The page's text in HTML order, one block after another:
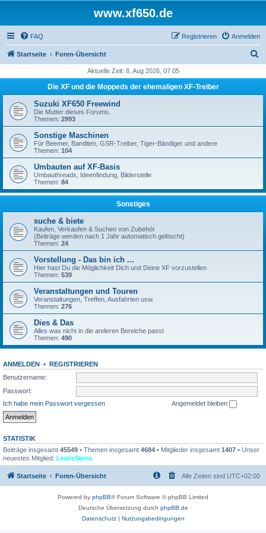
www.xf650.de
FAQ Anmelden
Registrieren
Startseite Foren-Übersicht
h
Aktuelle Zeit: 8. Aug 2026, 07:05
Die XF und die Moppeds der ehemaligen XF-Treiber
Suzuki XF650 Freewind
Die Mutter dieses Forums.
Themen: 2993
Sonstige Maschinen
Für Beemer, Banditen, GSR-Treiber, Tiger-Bändiger und andere
Themen: 104
Umbauten auf XF-Basis
Umbauthreads, Ideenfindung, Bilderstelle
Themen: 84
Sonstiges
suche & biete
Kaufen, Verkaufen & Suchen von Zubehör
(Beiträge werden nach 1 Jahr automatisch gelöscht)
Themen: 24
Vorstellung - Das bin ich ...
Hier hast Du die Möglichkeit Dich und Deine XF vorzustellen
Themen: 539
Veranstaltungen und Touren
Veranstaltungen, Treffen, Ausfahrten usw.
Themen: 276
Dies & Das
Alles was nicht in die anderen Bereiche passt
Themen: 490
ANMELDEN • REGISTRIEREN
Benutzername:
Passwort:
Ich habe mein Passwort vergessen
Angemeldet bleiben
STATISTIK
Beiträge insgesamt 45549 • Themen insgesamt 4684 • Mitglieder insgesamt 1407 • Unser
neuestes Mitglied: LewisSkera
Startseite Foren-Übersicht Alle Zeiten sind UTC+02:00
Powered by phpBB® Forum Software © phpBB Limited
Deutsche Übersetzung durch phpBB.de
Datenschutz| Nutzungsbedingungen